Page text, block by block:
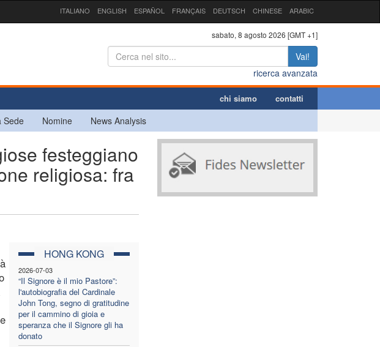
ITALIANO ENGLISH ESPAÑOL FRANÇAIS DEUTSCH CHINESE ARABIC
sabato, 8 agosto 2026 [GMT +1]
Vai!
ricerca avanzata
chi siamo contatti
Sede Nomine News Analysis
festeggiano
religiosa: fra
HONG KONG
2026-07-03
“Il Signore è il mio Pastore”:
l'autobiografia del Cardinale
John Tong, segno di gratitudine
per il cammino di gioia e
speranza che il Signore gli ha
donato